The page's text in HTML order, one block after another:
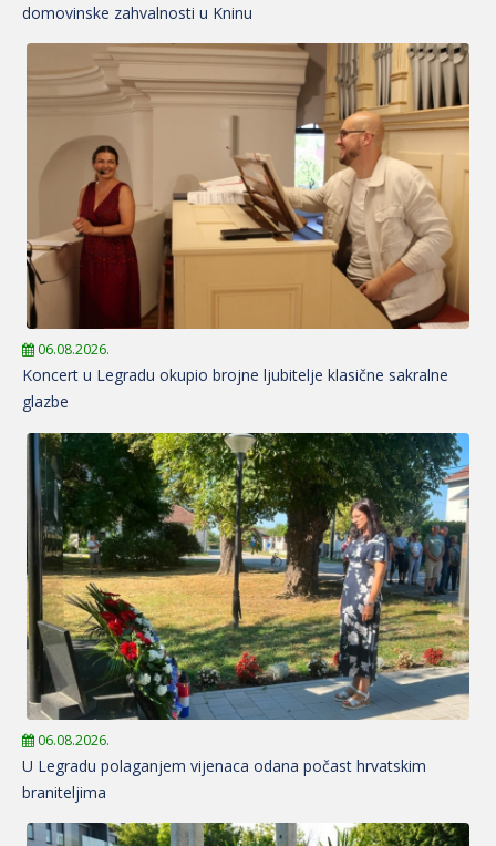
domovinske zahvalnosti u Kninu
06.08.2026.
Koncert u Legradu okupio brojne ljubitelje klasične sakralne
glazbe
06.08.2026.
U Legradu polaganjem vijenaca odana počast hrvatskim
braniteljima